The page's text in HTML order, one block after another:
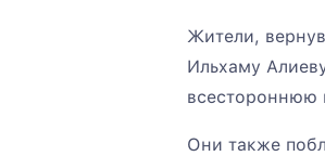
Жители,
Ильхаму
всестороннюю
Они также